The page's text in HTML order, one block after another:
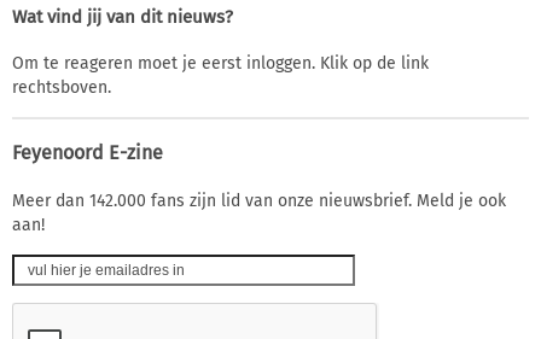
Wat vind jij van dit nieuws?
Om te reageren moet je eerst inloggen. Klik op de link
rechtsboven.
Feyenoord E-zine
Meer dan 142.000 fans zijn lid van onze nieuwsbrief. Meld je ook
aan!